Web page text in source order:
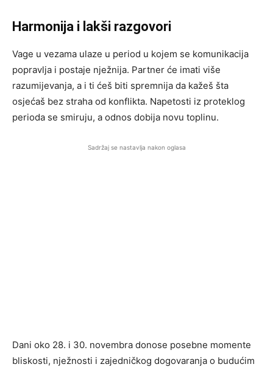
Harmonija i lakši razgovori
Vage u vezama ulaze u period u kojem se komunikacija
popravlja i postaje nježnija. Partner će imati više
razumijevanja, a i ti ćeš biti spremnija da kažeš šta
osjećaš bez straha od konflikta. Napetosti iz proteklog
perioda se smiruju, a odnos dobija novu toplinu.
Sadržaj se nastavlja nakon oglasa
Dani oko 28. i 30. novembra donose posebne momente
bliskosti, nježnosti i zajedničkog dogovaranja o budućim